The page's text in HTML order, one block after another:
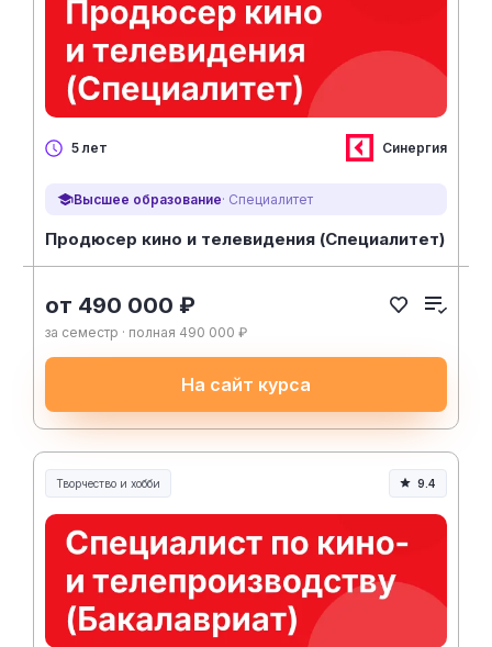
5 лет Синергия
Высшее образование· Специалитет
Продюсер кино и телевидения (Специалитет)
от 490 000 ₽
за семестр · полная 490 000 ₽
На сайт курса
Творчество и хобби
Творчество, контент и хобби
9.4